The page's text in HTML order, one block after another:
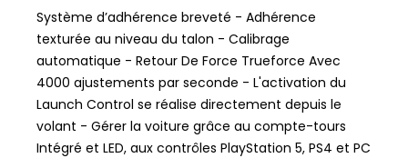
Système d’adhérence breveté - Adhérence
texturée au niveau du talon - Calibrage
automatique - Retour De Force Trueforce Avec
4000 ajustements par seconde - L'activation du
Launch Control se réalise directement depuis le
volant - Gérer la voiture grâce au compte-tours
Intégré et LED, aux contrôles PlayStation 5, PS4 et PC